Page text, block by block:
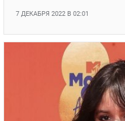
Звезда «Уэнсдэй»